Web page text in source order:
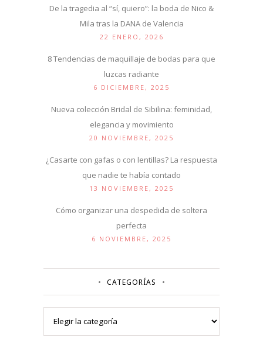
De la tragedia al “sí, quiero”: la boda de Nico &
Mila tras la DANA de Valencia
22 ENERO, 2026
8 Tendencias de maquillaje de bodas para que
luzcas radiante
6 DICIEMBRE, 2025
Nueva colección Bridal de Sibilina: feminidad,
elegancia y movimiento
20 NOVIEMBRE, 2025
¿Casarte con gafas o con lentillas? La respuesta
que nadie te había contado
13 NOVIEMBRE, 2025
Cómo organizar una despedida de soltera
perfecta
6 NOVIEMBRE, 2025
CATEGORÍAS